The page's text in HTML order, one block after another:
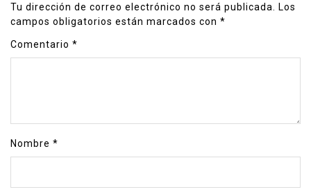
Tu dirección de correo electrónico no será publicada.
Los
campos obligatorios están marcados con *
Comentario *
Nombre *